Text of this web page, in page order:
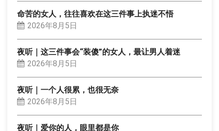
命苦的女人，往往喜欢在这三件事上执迷不悟
2026年8月5日
夜听｜这三件事会“装傻”的女人，最让男人着迷
2026年8月5日
夜听｜一个人很累，也很无奈
2026年8月5日
夜听｜爱你的人，眼里都是你